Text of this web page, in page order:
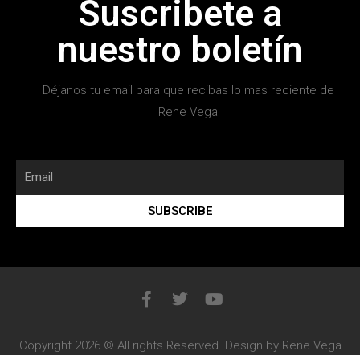
Suscribete a
nuestro boletín
Déjanos tu email para que recibas lo mas reciente de
Rene Vega
SUBSCRIBE
Copyright 2026 © All rights Reserved. Design by Rene Vega